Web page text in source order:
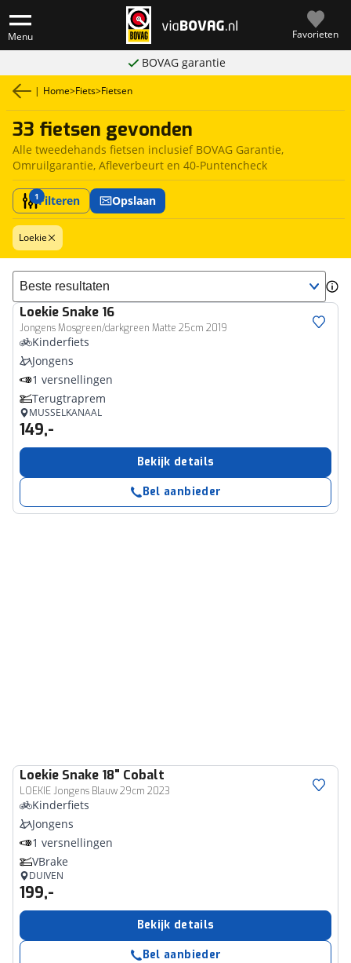
Menu Favorieten
BOVAG garantie
| Home>Fiets>Fietsen
33 fietsen gevonden
Alle tweedehands fietsen inclusief BOVAG Garantie,
Omruilgarantie, Afleverbeurt en 40-Puntencheck
1Filteren Opslaan
Loekie
Sorteer resultaten
Loekie Snake 16
Jongens Mosgreen/darkgreen Matte 25cm 2019
Kinderfiets
Jongens
1 versnellingen
Terugtraprem
MUSSELKANAAL
149,-
Bekijk details
Bel aanbieder
Loekie Snake 18" Cobalt
LOEKIE Jongens Blauw 29cm 2023
Kinderfiets
Jongens
1 versnellingen
VBrake
DUIVEN
199,-
Bekijk details
Bel aanbieder